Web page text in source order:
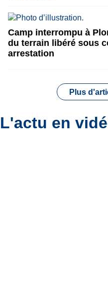
Camp interrompu à
du terrain libéré sous
arrestation
Plus
L'actu en